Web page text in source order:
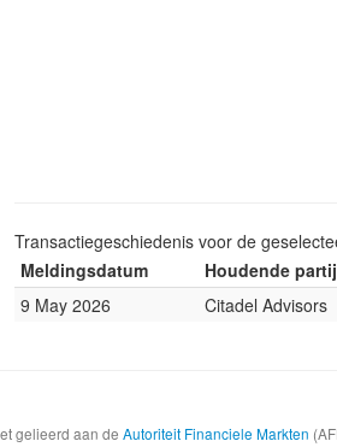
Transactiegeschiedenis voor de
Meldingsdatum
Houdende partij
9 May 2026
Citadel Advisors
gelieerd aan de Autoriteit Financiele Markten